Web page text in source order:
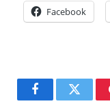
Facebook
FacebookTwitter